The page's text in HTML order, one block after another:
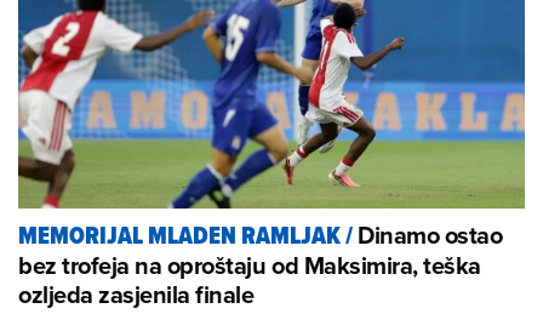
MEMORIJAL MLADEN RAMLJAK/Dinamo ostao
bez trofeja na oproštaju od Maksimira, teška
ozljeda zasjenila finale